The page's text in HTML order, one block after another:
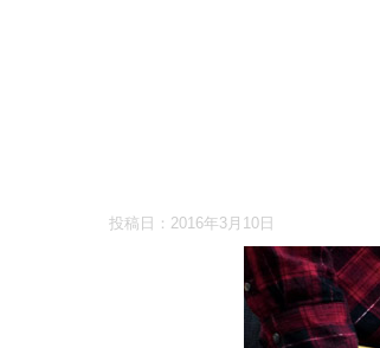
投稿日： 2016年3月10日